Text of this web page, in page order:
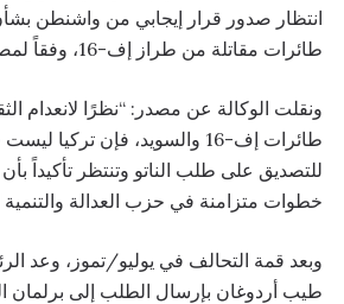
انتظار صدور قرار إيجابي من واشنطن
طائرات مقاتلة من طراز إف-16، وفقاً لمصادر وكالة رويترز.
ونقلت الوكالة عن مصدر: “نظرًا لانعدام
طائرات إف-16 والسويد، فإن
للتصديق على طلب الناتو وتنتظر تأكيداً بأن
خطوات متزامنة في حزب العدالة والتنمية
وبعد قمة التحالف في يوليو/تموز، وعد
طيب أردوغان بإرسال الطلب إلى برلمان